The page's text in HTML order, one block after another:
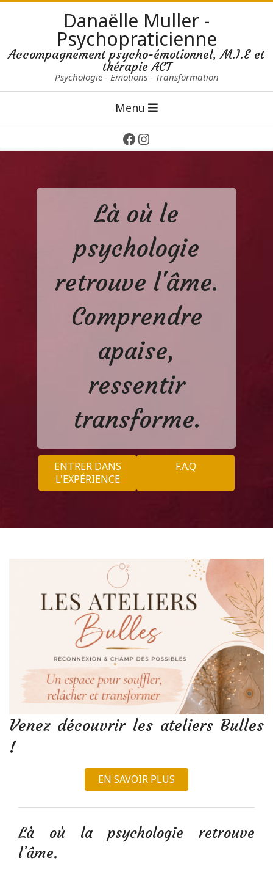
Danaëlle Muller -
Psychopraticienne
Accompagnement psycho-émotionnel, M.I.E et
thérapie ACT
Psychologie - Emotions - Transformation
Menu
Facebook
Instagram
Là où le
psychologie
retrouve l'âme.
Comprendre
apaise,
ressentir
transforme.
ENTRER DANS
L'EXPÉRIENCE
F.A.Q
Venez découvrir les ateliers Bulles
!
EN SAVOIR PLUS
Là où la psychologie retrouve
l’âme.